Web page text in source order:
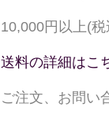
10,000円以上(
送料の詳細はこ
ご注文、お問い